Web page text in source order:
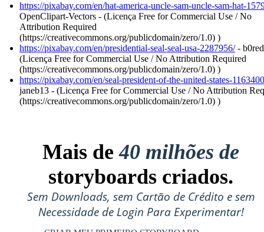
https://pixabay.com/en/hat-america-uncle-sam-uncle-sam-hat-
OpenClipart-Vectors - (Licença Free for Commercial Use / No
Attribution Required
(https://creativecommons.org/publicdomain/zero/1.0) )
https://pixabay.com/en/presidential-seal-seal-usa-2287956/-
(Licença Free for Commercial Use / No Attribution Required
(https://creativecommons.org/publicdomain/zero/1.0) )
https://pixabay.com/en/seal-president-of-the-united-states-
janeb13 - (Licença Free for Commercial Use / No Attribution
(https://creativecommons.org/publicdomain/zero/1.0) )
Mais de40 milhões de
storyboards criados.
Sem Downloads, sem Cartão de Crédito e sem
Necessidade de Login Para Experimentar!